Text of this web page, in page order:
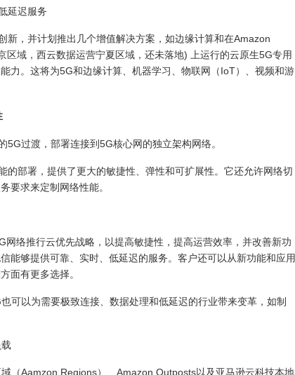
延迟服务
，并计划推出几个增值解决方案，如边缘计算和在Amazon
域，西云数据运营宁夏区域，还未落地) 上运行的云原生5G专用
力。这将为5G和边缘计算、机器学习、物联网（IoT）、视频和游
过渡，部署连接到5G核心网的独立架构网络。
部署，提供了更大的敏捷性、弹性和可扩展性。它还允许网络切
要求来定制网络性能。
络推行云优先战略，以提高敏捷性，提高运营效率，并改善新功
能够提供可靠、实时、低延迟的服务。客户还可以从新功能和应用
面有更多选择。
以为需要极致连接、数据处理和低延迟的行业带来变革，如制
Aamzon Regions）、Amazon Outposts以及亚马逊云科技本地